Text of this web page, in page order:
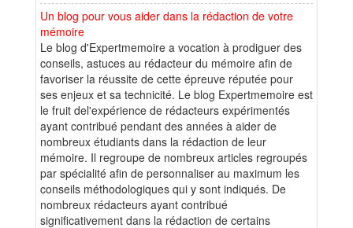
Un blog pour vous aider dans la rédaction de votre
mémoire
Le blog d'Expertmemoire a vocation à prodiguer des
conseils, astuces au rédacteur du mémoire afin de
favoriser la réussite de cette épreuve réputée pour
ses enjeux et sa technicité. Le blog Expertmemoire est
le fruit del'expérience de rédacteurs expérimentés
ayant contribué pendant des années à aider de
nombreux étudiants dans la rédaction de leur
mémoire. Il regroupe de nombreux articles regroupés
par spécialité afin de personnaliser au maximum les
conseils méthodologiques qui y sont indiqués. De
nombreux rédacteurs ayant contribué
significativement dans la rédaction de certains